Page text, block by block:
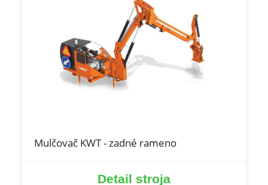
Mulčovač KWT - zadné rameno
Detail stroja